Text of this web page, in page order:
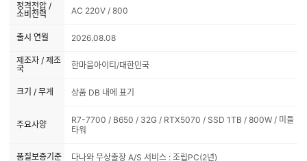
정격전압 /
소비전력
AC 220V / 800
출시 연월 2026.08.08
제조자 / 제조
국
한마음아이티/대한민국
크기 / 무게 상품 DB 내에 표기
주요사양
R7-7700 / B650 / 32G / RTX5070 / SSD 1TB / 800W / 미들
타워
품질보증기준 다나와 무상출장 A/S 서비스 : 조립PC(2년)